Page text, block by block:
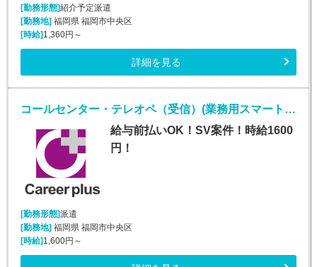
[勤務形態]紹介予定派遣
[勤務地] 福岡県 福岡市中央区
[時給] 1,360円～
詳細を見る
コールセンター・テレオペ（受信）(業務用スマートフォンに関する紛失等問い合わせ窓口)
給与前払いOK！SV案件！時給1600
円！
[勤務形態]派遣
[勤務地] 福岡県 福岡市中央区
[時給] 1,600円～